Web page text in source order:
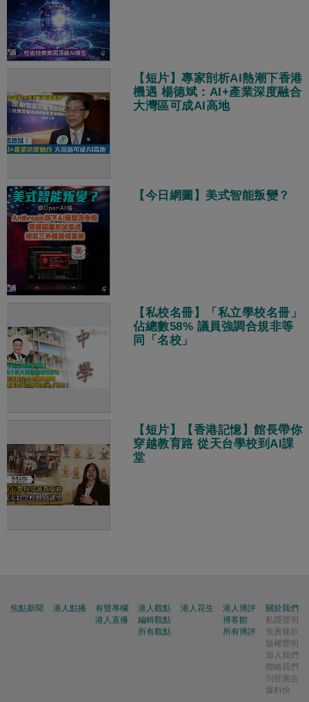
【短片】專家剖析AI熱潮下香港
機遇 楊德斌：AI+產業深度融合
大灣區可成AI高地
【今日網圖】美式智能叛變？
【私校名冊】「私立學校名冊」
佔總數58% 議員強調合規非等
同「名校」
【短片】【香港記憶】館長帶你
穿越教育路 從天台學校到AI課
堂
焦點新聞 港人點播
有聲專欄
港人直播
港人觀點
編輯觀點
所有觀點
港人花生
港人博評
博客館
所有博評
關於我們
私隱聲明
免責條款
版權聲明
加入我們
聯絡我們
刊登廣告
爆料快